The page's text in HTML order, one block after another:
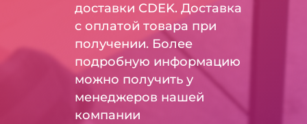
доставки CDEK. Доставка
с оплатой товара при
получении. Более
подробную информацию
можно получить у
менеджеров нашей
компании